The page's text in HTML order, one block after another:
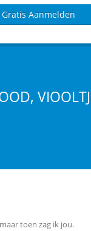
Gratis Aanmelden
toen zag ik jou.